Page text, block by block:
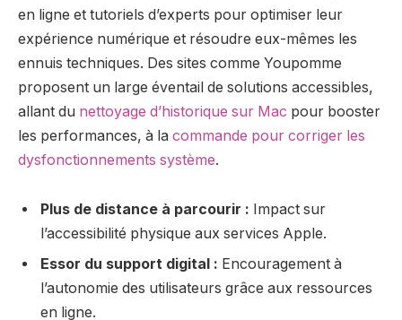
en ligne et tutoriels d’experts pour optimiser leur
expérience numérique et résoudre eux-mêmes les
ennuis techniques. Des sites comme Youpomme
proposent un large éventail de solutions accessibles,
allant du nettoyage d’historique sur Mac pour booster
les performances, à la commande pour corriger les
dysfonctionnements système.
Plus de distance à parcourir : Impact sur
l’accessibilité physique aux services Apple.
Essor du support digital : Encouragement à
l’autonomie des utilisateurs grâce aux ressources
en ligne.